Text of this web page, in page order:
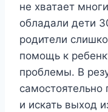
не хватает
обладали дети
родители
помощь к
проблемы. В
и искать выход